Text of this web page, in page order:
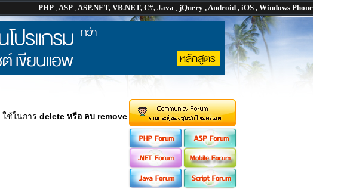
PHP, ASP, ASP.NET, VB.NET, C#, Java , jQuery , Android , iOS , Windows Phone
ใช้ในการ delete หรือ ลบ remove